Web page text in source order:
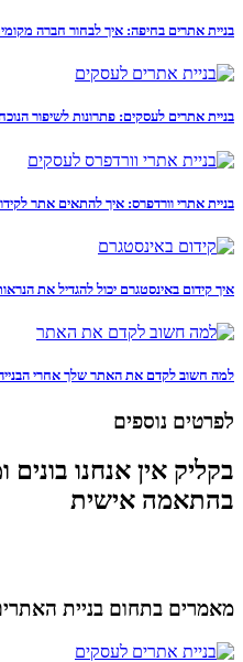
בניית אתרים בחיפה: איך לבחור חברה
בניית אתרים לעסקים: פתרונות לשיפור
בניית אתרי וורדפרס: איך להתאים אתר
איך קידום באינסטגרם יכול להגדיל את
למה חשוב לקדם את האתר שלך אחרי
לפרטים נוספים
בקליק אין אנחנו
בהתאמה אישית
מאמרים בתחום בניית